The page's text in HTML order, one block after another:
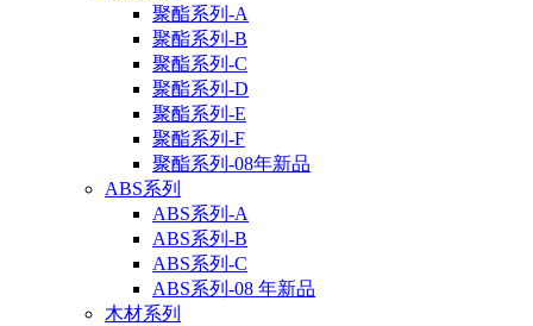
聚酯系列-A
聚酯系列-B
聚酯系列-C
聚酯系列-D
聚酯系列-E
聚酯系列-F
聚酯系列-08年新品
ABS系列
ABS系列-A
ABS系列-B
ABS系列-C
ABS系列-08 年新品
木材系列